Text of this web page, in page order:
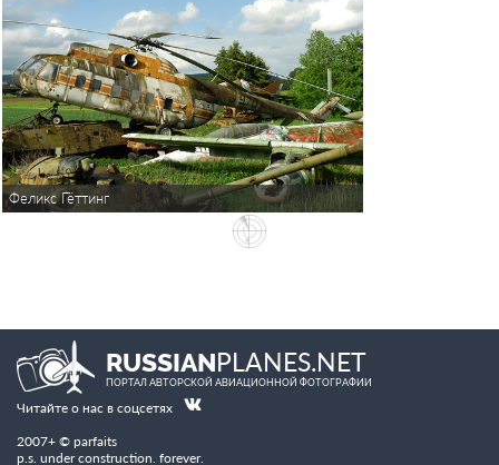
Феликс Гёттинг
RUSSIANPLANES.NET
ПОРТАЛ АВТОРСКОЙ АВИАЦИОННОЙ ФОТОГРАФИИ
Читайте о нас в соцсетях
2007+ © parfaits
p.s. under construction. forever.